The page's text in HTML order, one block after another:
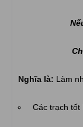
Nghĩa là: Làm
Các trạch tốt